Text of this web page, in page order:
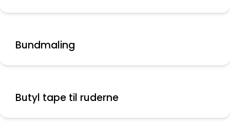
Bundmaling
Butyl tape til ruderne